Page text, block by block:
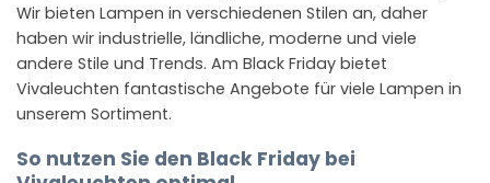
Wir bieten Lampen in verschiedenen Stilen an, daher
haben wir industrielle, ländliche, moderne und viele
andere Stile und Trends. Am Black Friday bietet
Vivaleuchten fantastische Angebote für viele Lampen in
unserem Sortiment.
So nutzen Sie den Black Friday bei